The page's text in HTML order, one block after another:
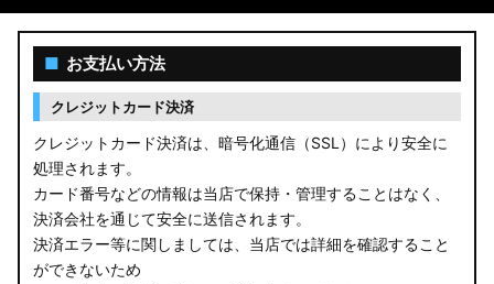
T32 エクストレイル
C28 セレナ
B21A デイズルークス
E13 ノート
E12 ノート
■ お支払い方法
クレジットカード決済
クレジットカード決済は、暗号化通信（SSL）により安全に
処理されます。
カード番号などの情報は当店で保持・管理することはなく、
決済会社を通じて安全に送信されます。
決済エラー等に関しましては、当店では詳細を確認すること
ができないため